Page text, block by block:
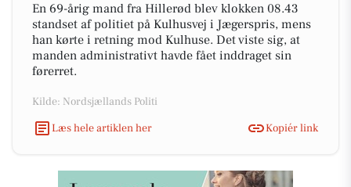
En 69-årig mand fra Hillerød blev klokken 08.43
standset af politiet på Kulhusvej i Jægerspris, mens
han kørte i retning mod Kulhuse. Det viste sig, at
manden administrativt havde fået inddraget sin
førerret.
Kilde: Nordsjællands Politi
Læs hele artiklen her
Kopiér link